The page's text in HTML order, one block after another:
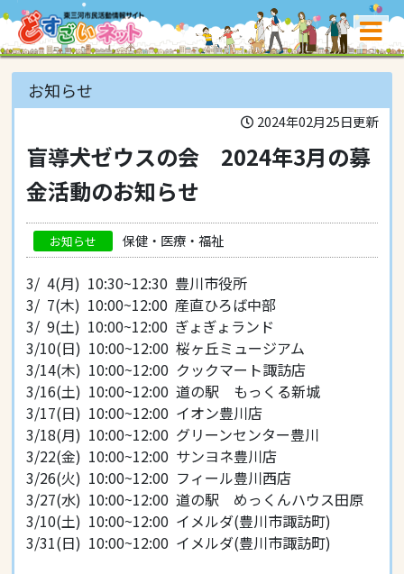
お知らせ
2024年02月25日更新
盲導犬ゼウスの会 2024年3月の募
金活動のお知らせ
お知らせ 保健・医療・福祉
3/ 4(月) 10:30~12:30 豊川市役所
3/ 7(木) 10:00~12:00 産直ひろば中部
3/ 9(土) 10:00~12:00 ぎょぎょランド
3/10(日) 10:00~12:00 桜ヶ丘ミュージアム
3/14(木) 10:00~12:00 クックマート諏訪店
3/16(土) 10:00~12:00 道の駅 もっくる新城
3/17(日) 10:00~12:00 イオン豊川店
3/18(月) 10:00~12:00 グリーンセンター豊川
3/22(金) 10:00~12:00 サンヨネ豊川店
3/26(火) 10:00~12:00 フィール豊川西店
3/27(水) 10:00~12:00 道の駅 めっくんハウス田原
3/10(土) 10:00~12:00 イメルダ(豊川市諏訪町)
3/31(日) 10:00~12:00 イメルダ(豊川市諏訪町)